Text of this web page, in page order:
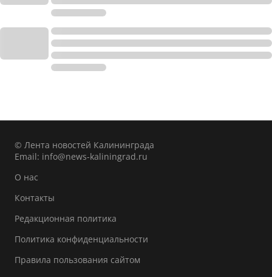
© Лента новостей Калининграда
Email: info@news-kaliningrad.ru
О нас
Контакты
Редакционная политика
Политика конфиденциальности
Правила пользования сайтом